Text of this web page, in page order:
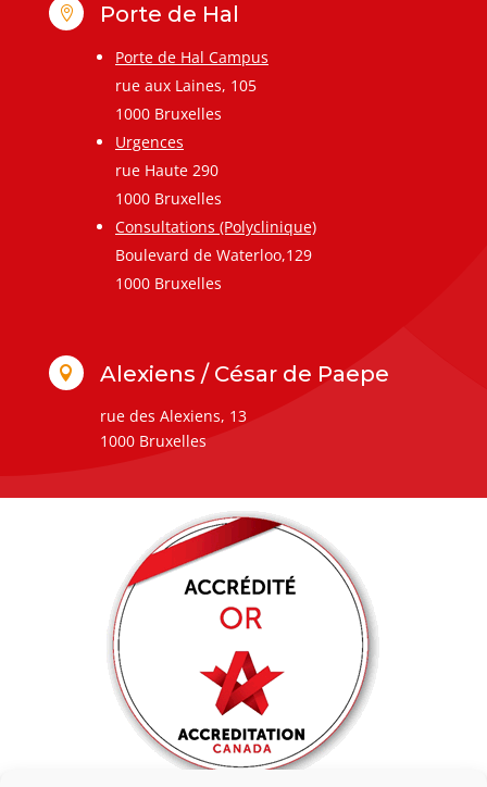
 Porte de Hal
Porte de Hal Campus
rue aux Laines, 105
1000 Bruxelles
Urgences
rue Haute 290
1000 Bruxelles
Consultations (Polyclinique)
Boulevard de Waterloo,129
1000 Bruxelles
 Alexiens / César de Paepe
rue des Alexiens, 13
1000 Bruxelles